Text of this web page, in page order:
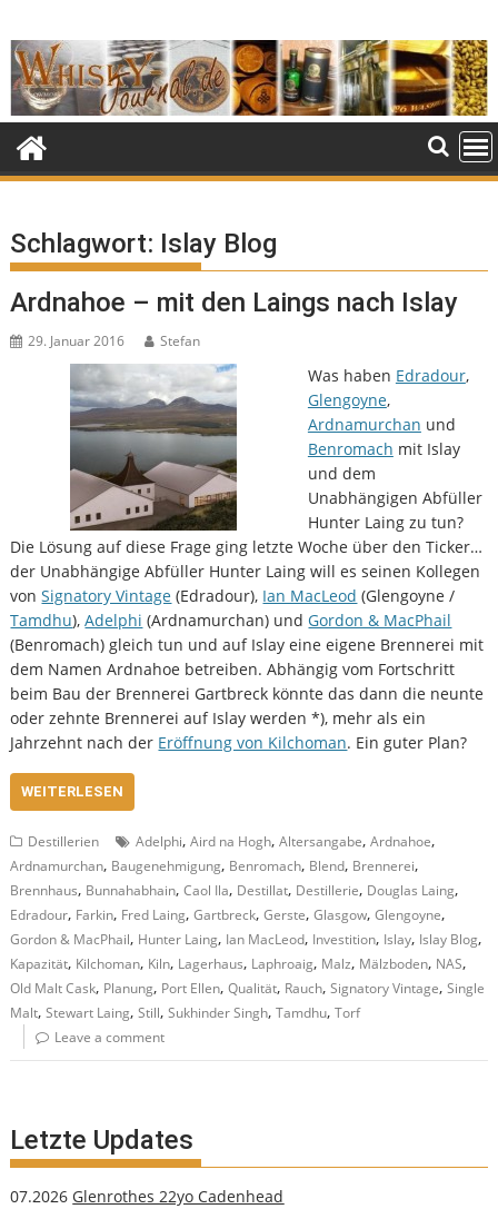
to
content
Schlagwort: Islay Blog
Ardnahoe – mit den Laings nach Islay
29. Januar 2016 Stefan
Was haben Edradour,
Glengoyne,
Ardnamurchan und
Benromach mit Islay
und dem
Unabhängigen Abfüller
Hunter Laing zu tun?
Die Lösung auf diese Frage ging letzte Woche über den Ticker…
der Unabhängige Abfüller Hunter Laing will es seinen Kollegen
vonSignatory Vintage (Edradour), Ian MacLeod (Glengoyne /
Tamdhu),Adelphi (Ardnamurchan) undGordon & MacPhail
(Benromach) gleich tun und auf Islay eine eigene Brennerei mit
dem Namen Ardnahoe betreiben. Abhängig vom Fortschritt
beim Bau der Brennerei Gartbreck könnte das dann die neunte
oder zehnte Brennerei auf Islay werden *), mehr als ein
Jahrzehnt nach der Eröffnung von Kilchoman. Ein guter Plan?
WEITERLESEN
Destillerien Adelphi,Aird na Hogh,Altersangabe,Ardnahoe,
Ardnamurchan, Baugenehmigung, Benromach, Blend, Brennerei,
Brennhaus, Bunnahabhain,Caol Ila, Destillat, Destillerie, Douglas Laing,
Edradour, Farkin, Fred Laing,Gartbreck,Gerste,Glasgow,Glengoyne,
Gordon & MacPhail, Hunter Laing, Ian MacLeod, Investition, Islay, Islay Blog,
Kapazität, Kilchoman, Kiln, Lagerhaus, Laphroaig, Malz, Mälzboden, NAS,
Old Malt Cask, Planung, Port Ellen,Qualität, Rauch,Signatory Vintage,Single
Malt,Stewart Laing,Still,Sukhinder Singh,Tamdhu,Torf
Leave a comment
Letzte Updates
07.2026 Glenrothes 22yo Cadenhead